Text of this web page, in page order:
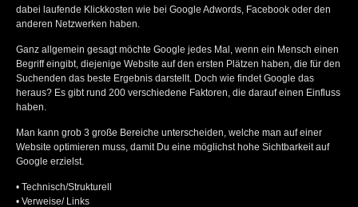
dabei laufende Klickkosten wie bei Google Adwords, Facebook oder den
anderen Netzwerken haben.
Ganz allgemein gesagt möchte Google jedes Mal, wenn ein Mensch einen
Begriff eingibt, diejenige Website auf den ersten Plätzen haben, die für den
Suchenden das beste Ergebnis darstellt. Doch wie findet Google das
heraus? Es gibt rund 200 verschiedene Faktoren, die darauf einen Einfluss
haben.
Man kann grob 3 große Bereiche unterscheiden, welche man auf einer
Website optimieren muss, damit Du eine möglichst hohe Sichtbarkeit auf
Google erzielst.
• Technisch/Strukturell
• Verweise/ Links